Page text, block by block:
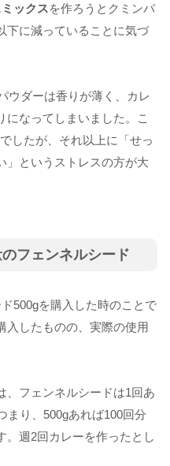
ックスを作ろうとクミンパ
下に減っていることに気づ
ウダーは香りが薄く、カレ
になってしまいました。こ
したが、それ以上に「せっ
」というストレスの方が大
フェンネルシード
500gを購入した時のことで
入したものの、実際の使用
、フェンネルシードは1回あ
まり、500gあれば100回分
。週2回カレーを作ったとし